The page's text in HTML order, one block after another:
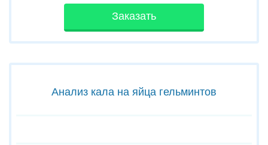
Заказать
Анализ кала на яйца гельминтов